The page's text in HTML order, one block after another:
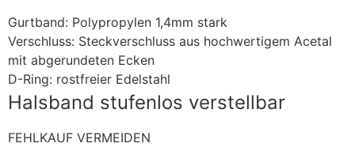
Gurtband: Polypropylen 1,4mm stark
Verschluss: Steckverschluss aus hochwertigem Acetal
mit abgerundeten Ecken
D-Ring: rostfreier Edelstahl
Halsband stufenlos verstellbar
FEHLKAUF VERMEIDEN